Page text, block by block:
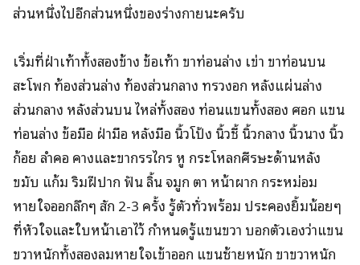
ส่วนหนึ่งไปอีกส่วนหนึ่งของร่างกายนะครับ
เริ่มที่ฝ่าเท้าทั้งสองข้าง ข้อเท้า ขาท่อนล่าง เข่า ขาท่อนบน
สะโพก ท้องส่วนล่าง ท้องส่วนกลาง ทรวงอก หลังแผ่นล่าง
ส่วนกลาง หลังส่วนบน ไหล่ทั้งสอง ท่อนแขนทั้งสอง ศอก แขน
ท่อนล่าง ข้อมือ ฝ่ามือ หลังมือ นิ้วโป้ง นิ้วชี้ นิ้วกลาง นิ้วนาง นิ้ว
ก้อย ลำคอ คางและขากรรไกร หู กระโหลกศีรษะด้านหลัง
ขมับ แก้ม ริมฝีปาก ฟัน ลิ้น จมูก ตา หน้าผาก กระหม่อม
หายใจออกลึกๆ สัก 2-3 ครั้ง รู้ตัวทั่วพร้อม ประคองยิ้มน้อยๆ
ที่หัวใจและใบหน้าเอาไว้ กำหนดรู้แขนขวา บอกตัวเองว่าแขน
ขวาหนักทั้งสองลมหายใจเข้าออก แขนซ้ายหนัก ขาขวาหนัก